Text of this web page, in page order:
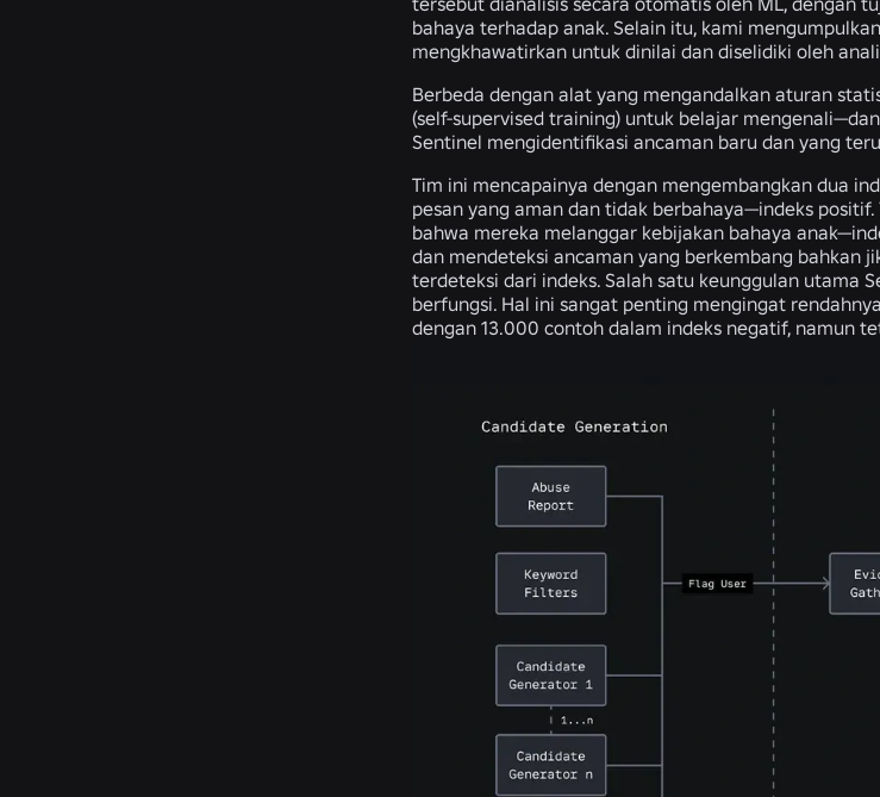
bahaya terhadap anak. Selain itu, kami
mengkhawatirkan untuk dinilai dan diselidiki oleh
Berbeda dengan alat yang mengandalkan aturan
(self-supervised training) untuk belajar
Sentinel mengidentifikasi ancaman baru dan yang
Tim ini mencapainya dengan mengembangkan dua
pesan yang aman dan tidak berbahaya—indeks
bahwa mereka melanggar kebijakan bahaya
dan mendeteksi ancaman yang berkembang bahkan
terdeteksi dari indeks. Salah satu keunggulan utama
berfungsi. Hal ini sangat penting mengingat
dengan 13.000 contoh dalam indeks negatif, namun